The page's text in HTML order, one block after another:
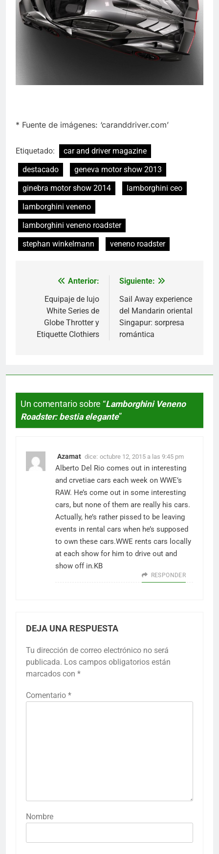
* Fuente de imágenes: ‘caranddriver.com’
Etiquetado:
car and driver magazine
destacado
geneva motor show 2013
ginebra motor show 2014
lamborghini ceo
lamborghini veneno
lamborghini veneno roadster
stephan winkelmann
veneno roadster
Navegación
entradas
Anterior:
Equipaje de lujo
White Series de
Globe Throtter y
Etiquette Clothiers
Siguiente:
Sail Away experience
del Mandarin oriental
Singapur: sorpresa
romántica
Un comentario sobre “Lamborghini Veneno
Roadster: bestia elegante”
Azamat dice: octubre 12, 2015 a las 9:45 pm
Alberto Del Rio comes out in interesting
and crvetiae cars each week on WWE’s
RAW. He’s come out in some interesting
cars, but none of them are really his cars.
Actually, he’s rather pissed to be leaving
events in rental cars when he’s supposed
to own these cars.WWE rents cars locally
at each show for him to drive out and
show off in.KB
RESPONDER
DEJA UNA RESPUESTA
Tu dirección de correo electrónico no será
publicada. Los campos obligatorios están
marcados con *
Comentario *
Nombre